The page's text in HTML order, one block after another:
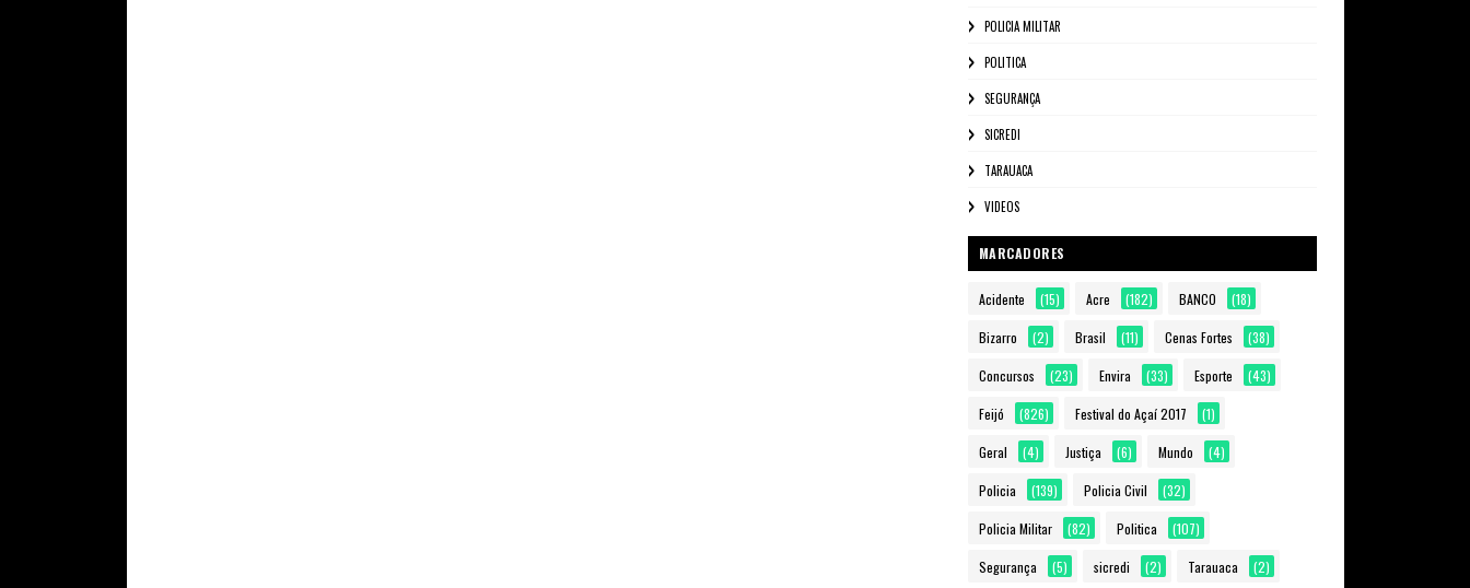
POLICIA MILITAR
POLITICA
SEGURANÇA
SICREDI
TARAUACA
VIDEOS
MARCADORES
Acidente (15) Acre (182) BANCO (18)
Bizarro (2) Brasil (11) Cenas Fortes (38)
Concursos (23) Envira (33) Esporte (43)
Feijó (826) Festival do Açaí 2017 (1)
Geral (4) Justiça (6) Mundo (4)
Policia (139) Policia Civil (32)
Policia Militar (82) Politica (107)
Segurança (5) sicredi (2) Tarauaca (2)